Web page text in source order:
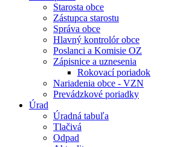
Starosta obce
Zástupca starostu
Správa obce
Hlavný kontrolór obce
Poslanci a Komisie OZ
Zápisnice a uznesenia
Rokovací poriadok
Nariadenia obce - VZN
Prevádzkové poriadky
Úrad
Úradná tabuľa
Tlačivá
Odpad